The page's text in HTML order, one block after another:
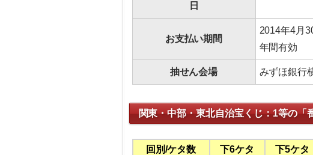
日
お支払い期間
2014年4月
年間有効
抽せん会場 みずほ銀行
関東・中部・東北自治宝くじ：1等の「
回別/ケタ数 下6ケタ 下5ケタ